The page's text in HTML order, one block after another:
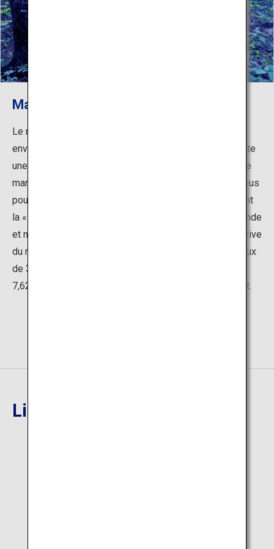
Marais de Shishigabana
Le mystique marais de Shishigabana, qui s'étend sur
environ 26 hectares à la base nord du mont Chokai, abrite
une variété de hêtres japonais aux formes curieuses. Le
marais étant un monument naturel désigné du Japon, vous
pourrez voir une grande variété de mousses, notamment
la « Chokai marimo » en forme de rond, rare dans le monde
et ne pouvant être observée qu'ici. Dans la forêt récréative
du marais se trouve également l'arbre King Agariko, vieux
de 300 ans, un grand hêtre d'une circonférence de
7,62 mètres, ce qui en fait littéralement le roi de la forêt.
Lieu